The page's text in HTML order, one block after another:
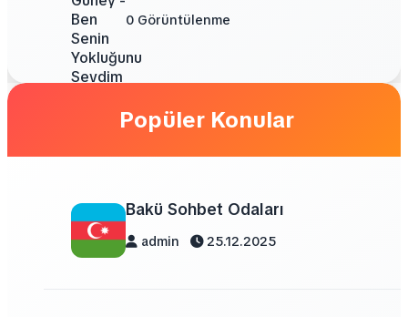
0 Görüntülenme
Popüler Konular
Bakü Sohbet Odaları
admin 25.12.2025